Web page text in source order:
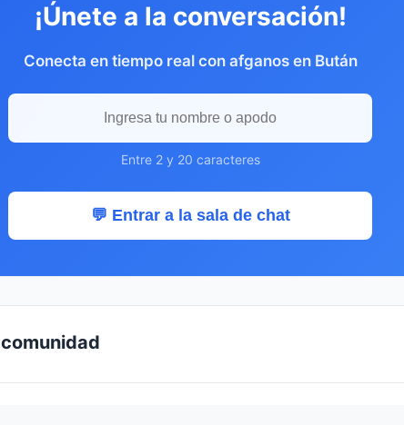
¡Únete a la conversación!
Conecta en tiempo real con afganos en Bután
Entre 2 y 20 caracteres
💬 Entrar a la sala de chat